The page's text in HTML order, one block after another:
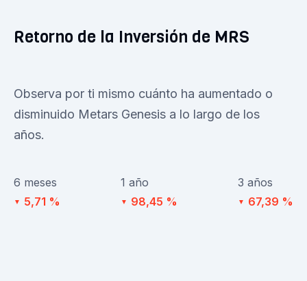
Retorno de la Inversión de MRS
Observa por ti mismo cuánto ha aumentado o
disminuido Metars Genesis a lo largo de los
años.
6 meses
▼ 5,71 %
1 año
▼ 98,45 %
3 años
▼ 67,39 %